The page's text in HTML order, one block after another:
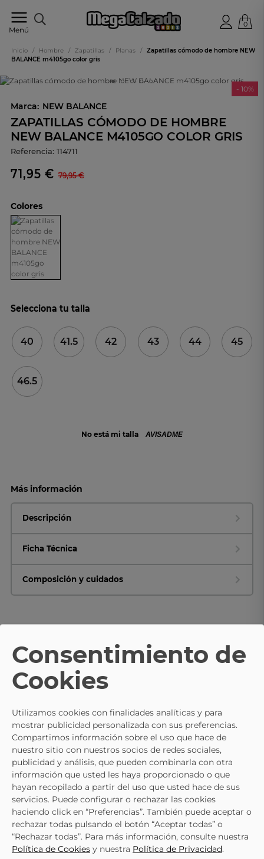
Menú
online
0
Inicio / Hombre / Zapatillas / Planas /
Zapatillas cómodo de hombre NEW
BALANCE m4105go color gris
- 10%
Marca: NEW BALANCE
ZAPATILLAS CÓMODO DE HOMBRE
NEW BALANCE M4105GO COLOR GRIS
Referencia: 114711
71,95 € 79,95 €
Colores
Selecciona tu talla
40 41.5 42 43 44 45
46.5
No está mi talla AVISADME
Más información
Descripción
Ficha Técnica
Composición y cuidados
NEW BALANCE
Blanco Para Hombre
69,95 € 99,95 €
BALANCE Bb480lfr Color
69,95 € 99,95 €
Consentimiento de
Cookies
Utilizamos cookies con finalidades analíticas y para
mostrar publicidad personalizada con sus preferencias.
Compartimos información sobre el uso que hace de
nuestro sitio con nuestros socios de redes sociales,
publicidad y análisis, que pueden combinarla con otra
información que usted les haya proporcionado o que
hayan recopilado a partir del uso que usted hace de sus
servicios. Puede configurar o rechazar las cookies
haciendo click en “Preferencias”. También puede aceptar o
rechazar todas pulsando el botón “Aceptar todas” o
“Rechazar todas”. Para más información, consulte nuestra
Política de Cookies y nuestra Política de Privacidad.